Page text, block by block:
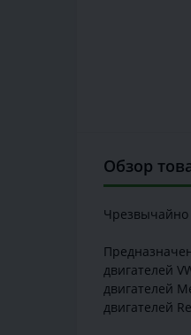
Обзор
Чрезвычайно
двигателей
двигателей
двигателей